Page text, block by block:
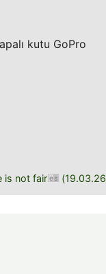
kutu GoPro
is not fair (19.03.26